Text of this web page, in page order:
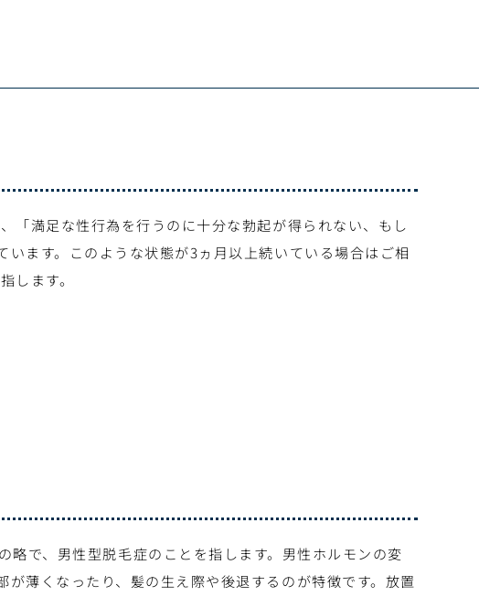
「満足な性行為を行うのに十分な勃起が得られない、もし
います。このような状態が3ヵ月以上続いている場合はご相
します。
で、男性型脱毛症のことを指します。男性ホルモンの変
薄くなったり、髪の生え際や後退するのが特徴です。放置